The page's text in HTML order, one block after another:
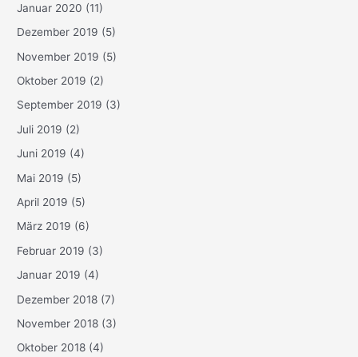
Januar 2020 (11)
Dezember 2019 (5)
November 2019 (5)
Oktober 2019 (2)
September 2019 (3)
Juli 2019 (2)
Juni 2019 (4)
Mai 2019 (5)
April 2019 (5)
März 2019 (6)
Februar 2019 (3)
Januar 2019 (4)
Dezember 2018 (7)
November 2018 (3)
Oktober 2018 (4)